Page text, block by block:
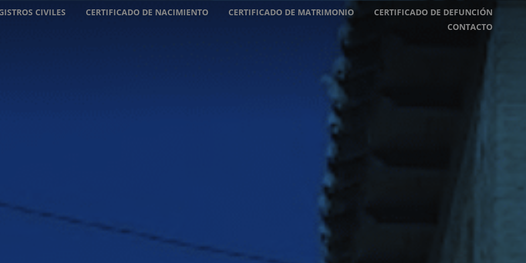
CIVILES CERTIFICADO DE NACIMIENTO CERTIFICADO DE MATRIMONIO
CERTIFICADO DE DEFUNCIÓN
CONTACTO